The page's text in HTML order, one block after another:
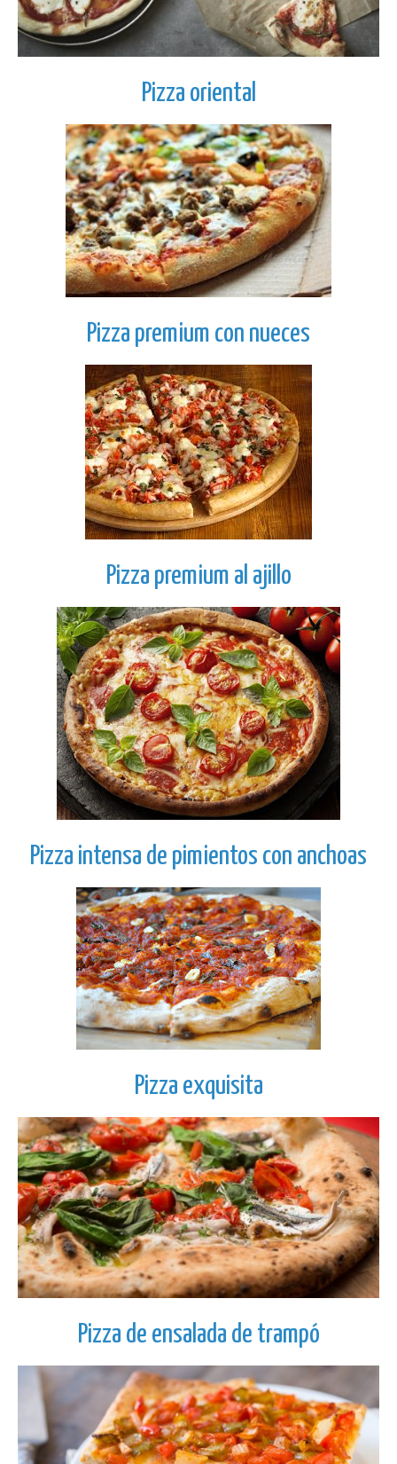
Pizza oriental
Pizza premium con nueces
Pizza premium al ajillo
Pizza intensa de pimientos con anchoas
Pizza exquisita
Pizza de ensalada de trampó